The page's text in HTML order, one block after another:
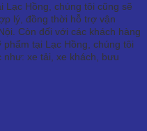
Lạc Hồng, chúng tôi cũng sẽ
lý, đồng thời hỗ trợ vận
Còn đối với các khách hàng
tại Lạc Hồng, chúng tôi
xe tải, xe khách, bưu